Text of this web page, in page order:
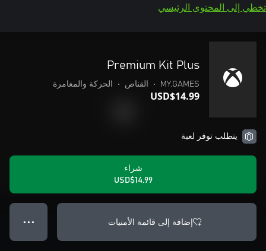
تخطي إلى المحتوى الرئيسي
Premium Kit Plus
MY.GAMES
• القناص • الحركة والمغامرة
USD$14.99
يتطلب توفر لعبة
شراء
USD$14.99
إضافة إلى قائمة الأمنيات ● ● ●